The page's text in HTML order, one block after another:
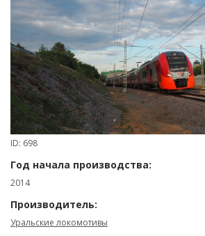
ID: 698
Год начала производства:
2014
Производитель:
Уральские локомотивы